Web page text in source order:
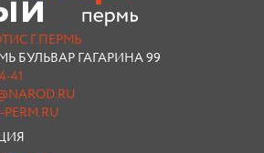
Г.ПЕРМЬ
БУЛЬВАР ГАГАРИНА 99
41